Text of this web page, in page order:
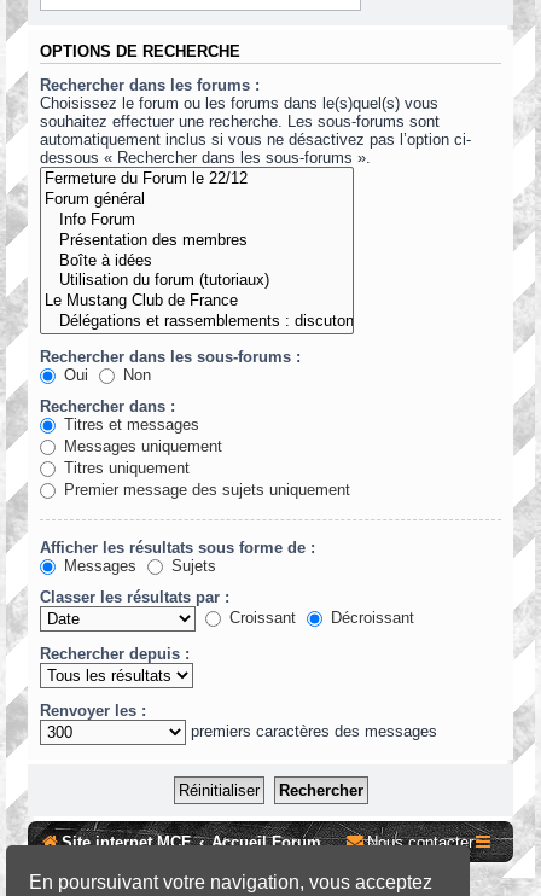
En poursuivant votre navigation, vous acceptez
OPTIONS DE RECHERCHE
Rechercher dans les forums :
Choisissez le forum ou les forums dans le(s)quel(s) vous
souhaitez effectuer une recherche. Les sous-forums sont
automatiquement inclus si vous ne désactivez pas l’option ci-
dessous « Rechercher dans les sous-forums ».
Rechercher dans les sous-forums :
Oui
Non
Rechercher dans :
Titres et messages
Messages uniquement
Titres uniquement
Premier message des sujets uniquement
Afficher les résultats sous forme de :
Messages
Sujets
Classer les résultats par :
Croissant
Décroissant
Rechercher depuis :
Renvoyer les :
premiers caractères des messages
Site internet MCF Accueil Forum Nous contacter